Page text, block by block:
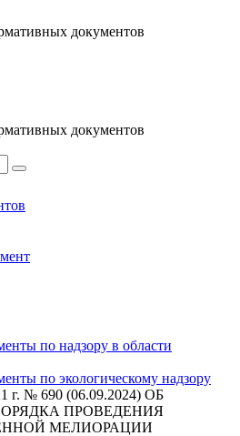
документов
документов
по надзору в области
по экологическому надзору
г. № 690 (06.09.2024) ОБ
ПРОВЕДЕНИЯ
МЕЛИОРАЦИИ